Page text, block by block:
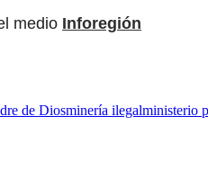
medio Inforegión
de Diosminería ilegalministerio